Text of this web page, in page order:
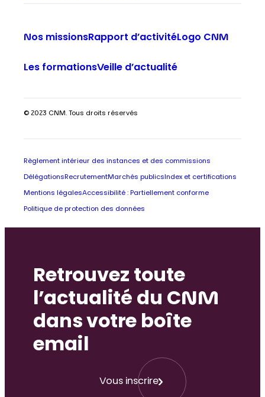
Nos missionsRapport d’activitéLogo CNM
Les formationsVeille d’actualité
© 2023 CNM. Tous droits réservés
Règlement intérieur des instances et des commissions
DélégationsRecrutementMarchés publicsIndex et certifications
Mentions légalesAccessibilité : Partiellement conforme
Politique de protection des données
Retrouvez toute
l’actualité du CNM
dans votre boîte
email
Vous inscrire